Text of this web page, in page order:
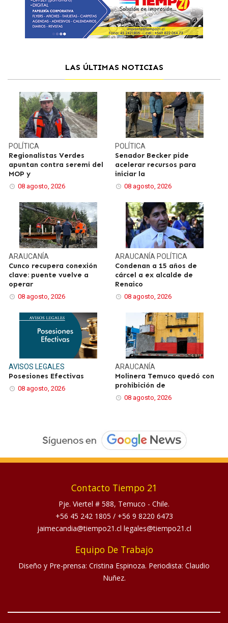
LAS ÚLTIMAS NOTICIAS
POLÍTICA
Regionalistas Verdes
apuntan contra seremi del
MOP y
08 agosto, 2026
POLÍTICA
Senador Becker pide
acelerar recursos para
iniciar la
08 agosto, 2026
ARAUCANÍA
Cunco recupera conexión
clave: puente vuelve a
operar
08 agosto, 2026
ARAUCANÍA POLÍTICA
Condenan a 15 años de
cárcel a ex alcalde de
Renaico
08 agosto, 2026
AVISOS LEGALES
Posesiones Efectivas
08 agosto, 2026
ARAUCANÍA
Molinera Temuco quedó con
prohibición de
08 agosto, 2026
Contacto Tiempo 21
Pje. Viertel # 588, Temuco - Chile.
+56 45 242 1805 / +56 9 8220 6473
jaimecandia@tiempo21.cl legales@tiempo21.cl
Equipo De Trabajo
Diseño y Pre-prensa: Cristina Espinoza. Periodista: Claudio
Nuñez.